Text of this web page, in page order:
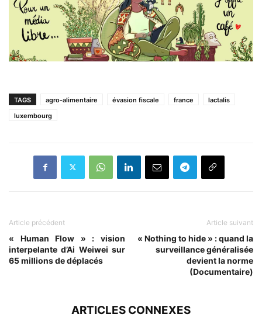
TAGS agro-alimentaire évasion fiscale france
lactalis
luxembourg
Article précédent
« Human Flow » : vision
interpelante d’Ai Weiwei sur
65 millions de déplacés
Article suivant
« Nothing to hide » : quand la
surveillance généralisée
devient la norme
(Documentaire)
ARTICLES CONNEXES